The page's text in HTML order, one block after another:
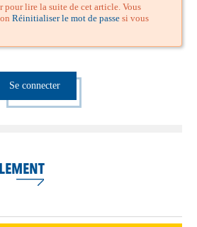
pour lire la suite de cet article. Vous
Réinitialiser le mot de passe si vous
Se connecter